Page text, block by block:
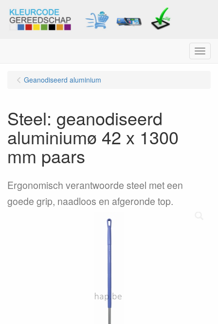
Menu
Geanodiseerd aluminium
Steel: geanodiseerd
aluminiumø 42 x 1300
mm paars
Ergonomisch verantwoorde steel met een
goede grip, naadloos en afgeronde top.